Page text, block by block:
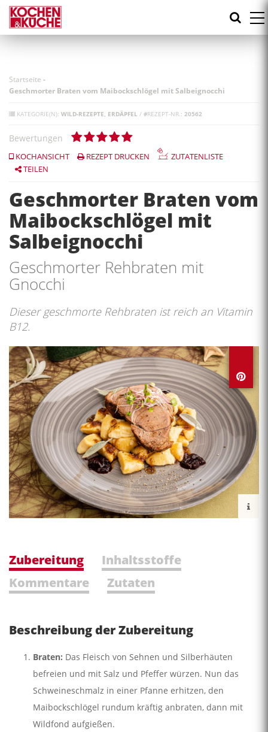
Direkt
zum
Inhalt
Startseite -
Geschmorter Braten vom Maibockschlögel mit Salbeignocchi
KATEGORIE(N): WILD-REZEPTE ERDÄPFEL / #REZEPT-NR.: 20562
Bewertungen
KOCHANSICHT REZEPT DRUCKEN
ZUTATENLISTE
TEILEN
Geschmorter Braten vom
Maibockschlögel mit
Salbeignocchi
Geschmorter Rehbraten mit
Gnocchi
Dieser geschmorte Rehbraten ist reich an Vitamin
B12.
Zubereitung
Inhaltsstoffe
Kommentare
Zutaten
Beschreibung der Zubereitung
Braten: Das Fleisch von Sehnen und Silberhäuten
befreien und mit Salz und Pfeffer würzen. Nun das
Schweineschmalz in einer Pfanne erhitzen, den
Maibockschlögel rundum kräftig anbraten, dann mit
Wildfond aufgießen.